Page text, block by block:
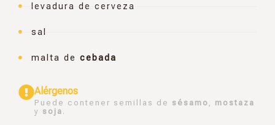
levadura de cerveza
sal
malta de cebada
Alérgenos
Puede contener semillas de sésamo
mostaza
y soja .